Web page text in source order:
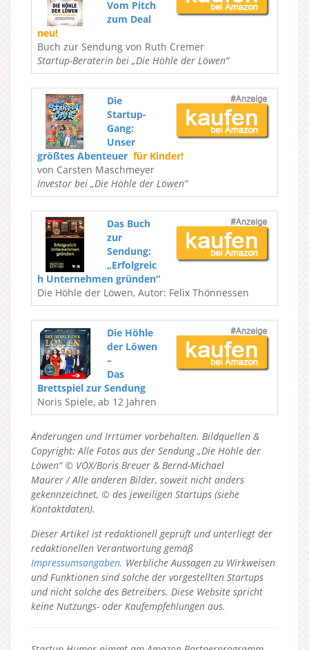
Vom Pitch
zum Deal
neu!
Buch zur Sendung von Ruth Cremer
Startup-Beraterin bei „Die Höhle der Löwen“
Die
Startup-
Gang:
Unser
größtes Abenteuer für Kinder!
von Carsten Maschmeyer
Investor bei „Die Höhle der Löwen“
Das Buch
zur
Sendung:
„Erfolgreic
h Unternehmen gründen“
Die Höhle der Löwen, Autor: Felix Thönnessen
Die Höhle
der Löwen
–
Das
Brettspiel zur Sendung
Noris Spiele, ab 12 Jahren
Änderungen und Irrtümer vorbehalten. Bildquellen &
Copyright: Alle Fotos aus der Sendung „Die Höhle der
Löwen“ © VOX/Boris Breuer & Bernd-Michael
Maurer / Alle anderen Bilder, soweit nicht anders
gekennzeichnet, © des jeweiligen Startups (siehe
Kontaktdaten).
Dieser Artikel ist redaktionell geprüft und unterliegt der
redaktionellen Verantwortung gemäß
Impressumsangaben. Werbliche Aussagen zu Wirkweisen
und Funktionen sind solche der vorgestellten Startups
und nicht solche des Betreibers. Diese Website spricht
keine Nutzungs- oder Kaufempfehlungen aus.